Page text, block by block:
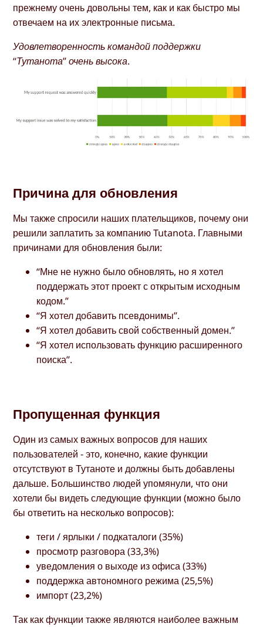
прежнему очень довольны тем, как и как быстро мы
отвечаем на их электронные письма.
Удовлетворенность командой поддержки
“Тутанота” очень высока.
Причина для обновления
Мы также спросили наших плательщиков, почему они
решили заплатить за компанию Tutanota. Главными
причинами для обновления были:
“Мне не нужно было обновлять, но я хотел
поддержать этот проект с открытым исходным
кодом.”
“Я хотел добавить псевдонимы”.
“Я хотел добавить свой собственный домен.”
“Я хотел использовать функцию расширенного
поиска”.
Пропущенная функция
Один из самых важных вопросов для наших
пользователей - это, конечно, какие функции
отсутствуют в Тутаноте и должны быть добавлены
дальше. Большинство людей упомянули, что они
хотели бы видеть следующие функции (можно было
бы ответить на несколько вопросов):
теги / ярлыки / подкаталоги (35%)
просмотр разговора (33,3%)
уведомления о выходе из офиса (33%)
поддержка автономного режима (25,5%)
импорт (23,2%)
Так как функции также являются наиболее важным